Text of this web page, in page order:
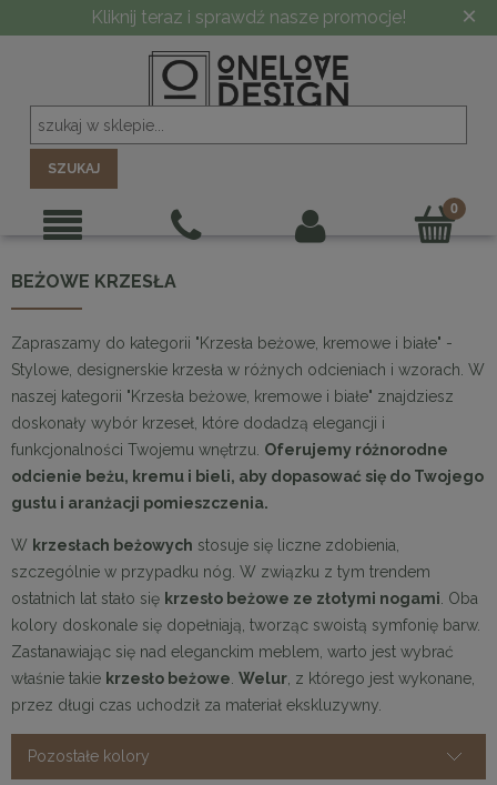
-10% PRZY ZAMÓWIENIU POWYŻEJ 5000 ZŁ ×
SZUKAJ
BEŻOWE KRZESŁA
Zapraszamy do kategorii "Krzesła beżowe, kremowe i białe" -
Stylowe, designerskie krzesła w różnych odcieniach i wzorach. W
naszej kategorii "Krzesła beżowe, kremowe i białe" znajdziesz
doskonały wybór krzeseł, które dodadzą elegancji i
funkcjonalności Twojemu wnętrzu. Oferujemy różnorodne
odcienie beżu, kremu i bieli, aby dopasować się do Twojego
gustu i aranżacji pomieszczenia.
W krzesłach beżowych stosuje się liczne zdobienia,
szczególnie w przypadku nóg. W związku z tym trendem
ostatnich lat stało się krzesło beżowe ze złotymi nogami . Oba
kolory doskonale się dopełniają, tworząc swoistą symfonię barw.
Zastanawiając się nad eleganckim meblem, warto jest wybrać
właśnie takie krzesło beżowe Welur , z którego jest wykonane,
przez długi czas uchodził za materiał ekskluzywny.
Pozostałe kolory